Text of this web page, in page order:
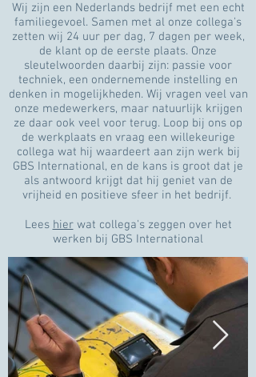
Wij zijn een Nederlands bedrijf met een echt
familiegevoel. Samen met al onze collega's
zetten wij 24 uur per dag, 7 dagen per week,
de klant op de eerste plaats. Onze
sleutelwoorden daarbij zijn: passie voor
techniek, een ondernemende instelling en
denken in mogelijkheden. Wij vragen veel van
onze medewerkers, maar natuurlijk krijgen
ze daar ook veel voor terug. Loop bij ons op
de werkplaats en vraag een willekeurige
collega wat hij waardeert aan zijn werk bij
GBS International, en de kans is groot dat je
als antwoord krijgt dat hij geniet van de
vrijheid en positieve sfeer in het bedrijf.
Lees hierwat collega's zeggen over het
werken bij GBS International